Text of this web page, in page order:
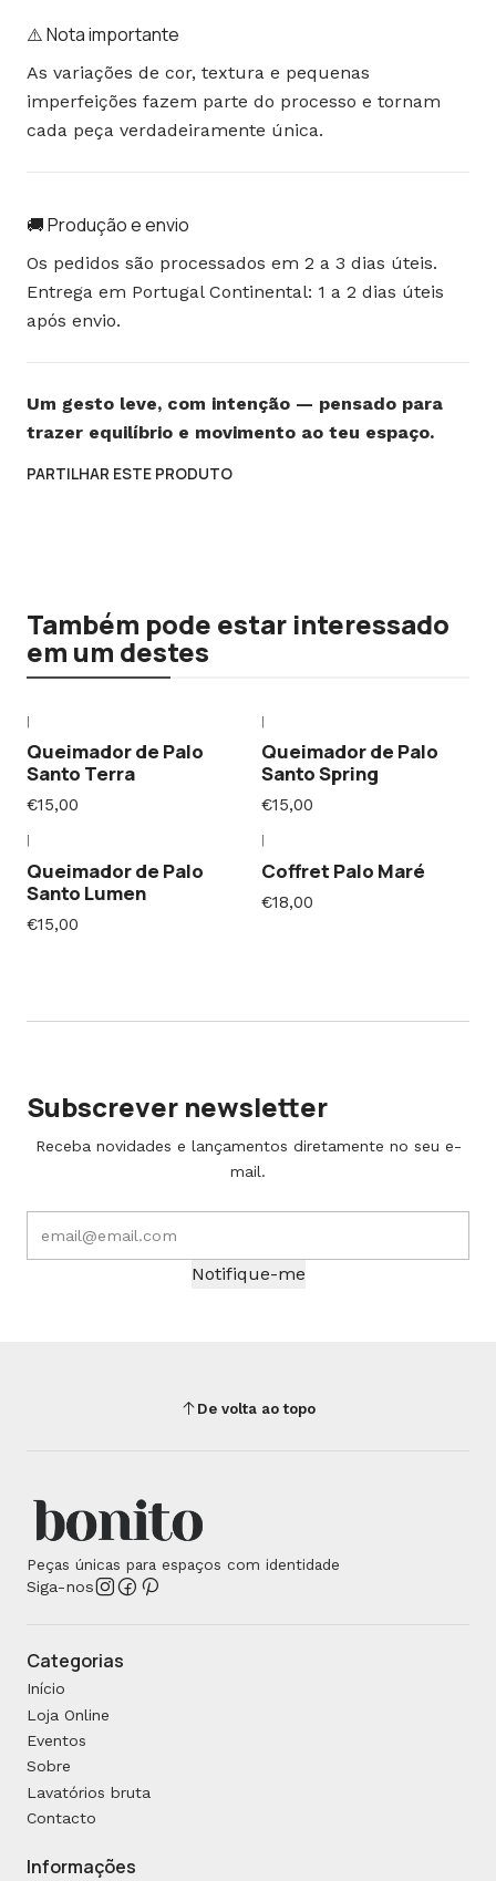
⚠️ Nota importante
As variações de cor, textura e pequenas
imperfeições fazem parte do processo e tornam
cada peça verdadeiramente única.
🚚 Produção e envio
Os pedidos são processados em 2 a 3 dias úteis.
Entrega em Portugal Continental: 1 a 2 dias úteis
após envio.
Um gesto leve, com intenção — pensado para
trazer equilíbrio e movimento ao teu espaço.
PARTILHAR ESTE PRODUTO
Também pode estar interessado
em um destes
Queimador de Palo
Santo Terra
€15,00
Queimador de Palo
Santo Spring
€15,00
Queimador de Palo
Santo Lumen
€15,00
Coffret Palo Maré
€18,00
Subscrever newsletter
Receba novidades e lançamentos diretamente no seu e-
mail.
Notifique-me
De volta ao topo
Peças únicas para espaços com identidade
Siga-nos
Categorias
Início
Loja Online
Eventos
Sobre
Lavatórios bruta
Contacto
Informações